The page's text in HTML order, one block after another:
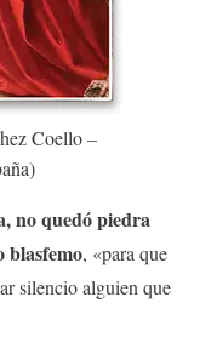
Coello –
no quedó piedra
blasfemo, «para que
silencio alguien que